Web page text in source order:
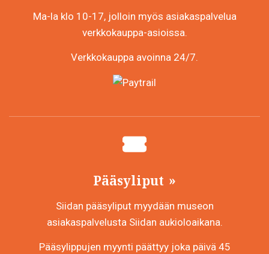
Ma-la klo 10-17, jolloin myös asiakaspalvelua
verkkokauppa-asioissa.
Verkkokauppa avoinna 24/7.
Pääsyliput
Siidan pääsyliput myydään museon
asiakaspalvelusta Siidan aukioloaikana.
Pääsylippujen myynti päättyy joka päivä 45